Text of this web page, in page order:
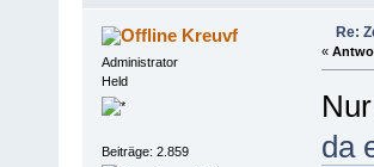
Kreuvf
Administrator
Held
Beiträge: 2.859
Re:
«
da